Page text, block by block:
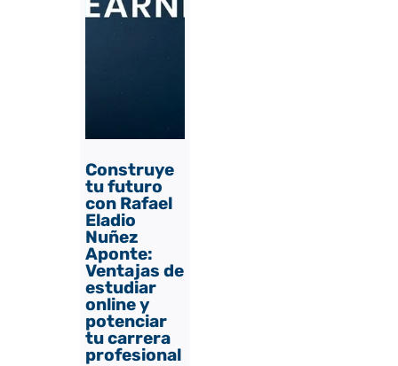
Construye
tu futuro
con Rafael
Eladio
Nuñez
Aponte:
Ventajas de
estudiar
online y
potenciar
tu carrera
profesional